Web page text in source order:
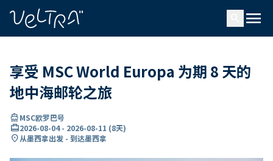
menu
享受 MSC World Europa 为期 8 天的
地中海邮轮之旅
directions_boatMSC欧罗巴号
card_travel2026-08-04- 2026-08-11 (8天)
location_on从墨西拿出发 - 到达墨西拿